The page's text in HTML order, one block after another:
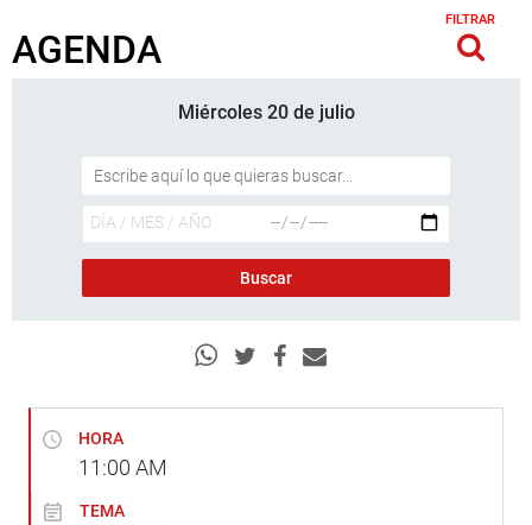
AGENDA
FILTRAR
Miércoles 20 de julio
HORA
11:00 AM
TEMA